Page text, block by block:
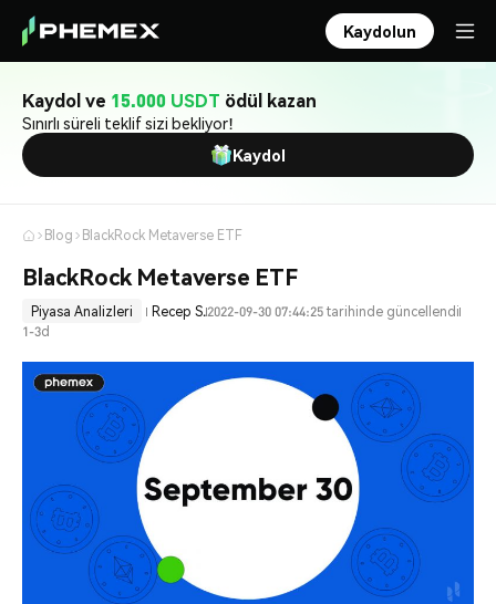
Kaydolun
Kaydol ve 15.000 USDT ödül kazan
Sınırlı süreli teklif sizi bekliyor!
Kaydol
Blog BlackRock Metaverse ETF
BlackRock Metaverse ETF
Piyasa Analizleri Recep S.2022-09-30 07:44:25 tarihinde güncellendi
1-3d